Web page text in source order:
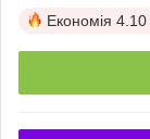
Економія 4.10